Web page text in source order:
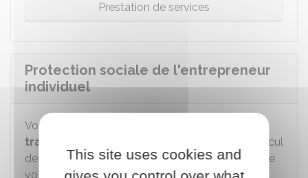
Prestation de services
Protection sociale de l'entrepreneur
individuel
Vous êtes soumis au
travailleurs non salariés
. Le montant et le calcul
de vos cotisations sociales varient en fonction de
votre revenus.
This site uses cookies and